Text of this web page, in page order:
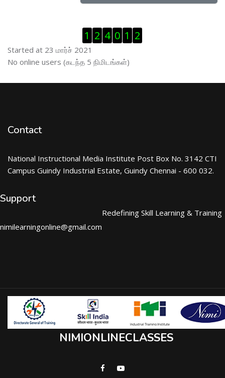
Visitor Counter ஐத் தவிர்
1 2 4 0 1 2
Started at 23 மார்ச் 2021
இணைப்புநிலைப் பயனாளர் ஐத் தவிர்
No online users (கடந்த 5 நிமிடங்கள்)
Contact
National Instructional Media Institute Post Box No. 3142 CTI
Campus Guindy Industrial Estate, Guindy Chennai - 600 032.
Support
nimilearningonline@gmail.com
Redefining Skill Learning & Training
NIMIONLINECLASSES